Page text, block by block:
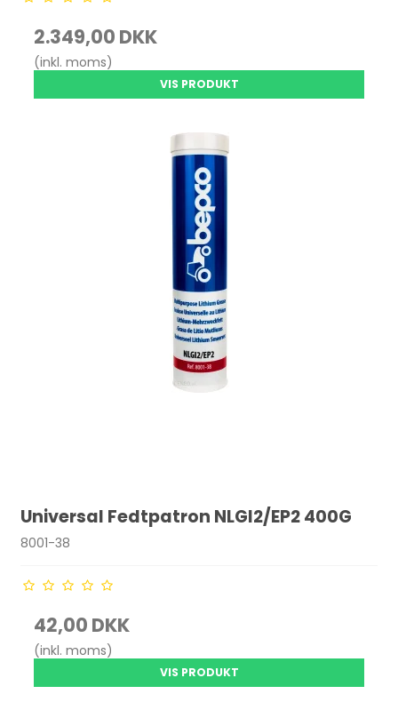
2.349,00 DKK
(inkl. moms)
VIS PRODUKT
Universal Fedtpatron NLGI2/EP2 400G
8001-38
42,00 DKK
(inkl. moms)
VIS PRODUKT